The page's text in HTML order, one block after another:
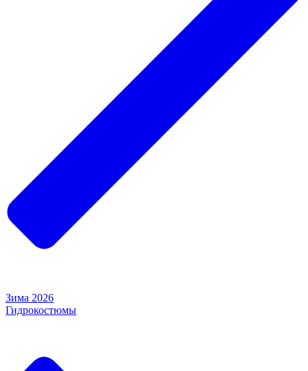
Зима 2026
Гидрокостюмы